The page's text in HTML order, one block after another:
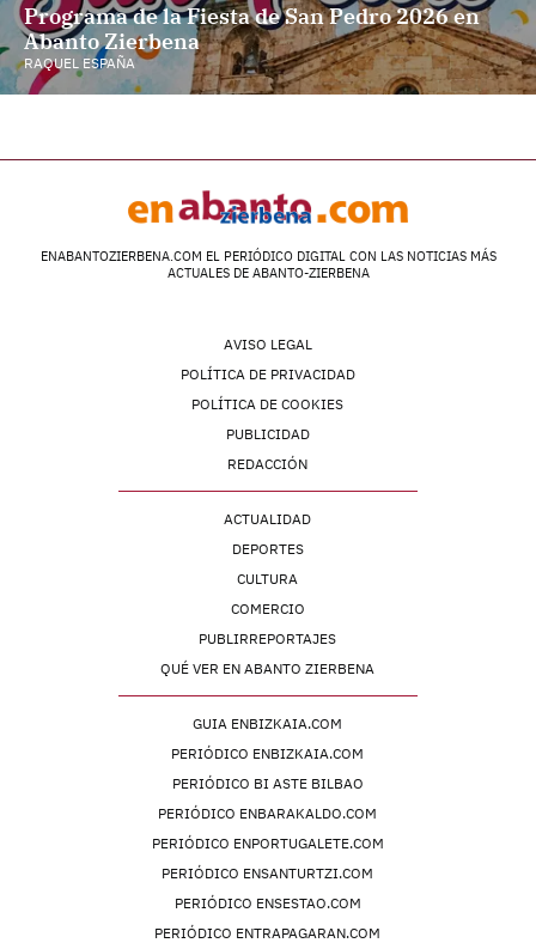
Programa de la Fiesta de San Pedro 2026 en
Abanto Zierbena
RAQUEL ESPAÑA
ENABANTOZIERBENA.COM EL PERIÓDICO DIGITAL CON LAS NOTICIAS MÁS
ACTUALES DE ABANTO-ZIERBENA
AVISO LEGAL
POLÍTICA DE PRIVACIDAD
POLÍTICA DE COOKIES
PUBLICIDAD
REDACCIÓN
ACTUALIDAD
DEPORTES
CULTURA
COMERCIO
PUBLIRREPORTAJES
QUÉ VER EN ABANTO ZIERBENA
GUIA ENBIZKAIA.COM
PERIÓDICO ENBIZKAIA.COM
PERIÓDICO BI ASTE BILBAO
PERIÓDICO ENBARAKALDO.COM
PERIÓDICO ENPORTUGALETE.COM
PERIÓDICO ENSANTURTZI.COM
PERIÓDICO ENSESTAO.COM
PERIÓDICO ENTRAPAGARAN.COM